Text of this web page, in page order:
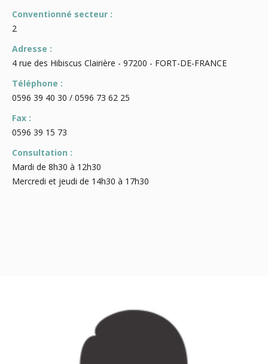
Conventionné secteur :
2
Adresse :
4 rue des Hibiscus Clairière - 97200 - FORT-DE-FRANCE
Téléphone :
0596 39 40 30 / 0596 73 62 25
Fax :
0596 39 15 73
Consultation :
Mardi de 8h30 à 12h30
Mercredi et jeudi de 14h30 à 17h30